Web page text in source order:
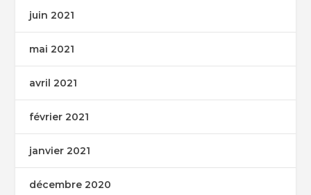
juin 2021
mai 2021
avril 2021
février 2021
janvier 2021
décembre 2020